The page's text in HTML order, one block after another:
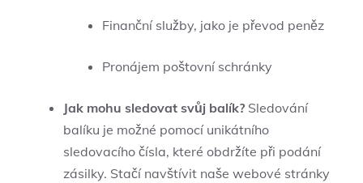
Finanční služby, jako je převod peněz
Pronájem poštovní schránky
Jak mohu sledovat svůj balík? Sledování
balíku je možné pomocí unikátního
sledovacího čísla, které obdržíte při podání
zásilky. Stačí navštívit naše webové stránky